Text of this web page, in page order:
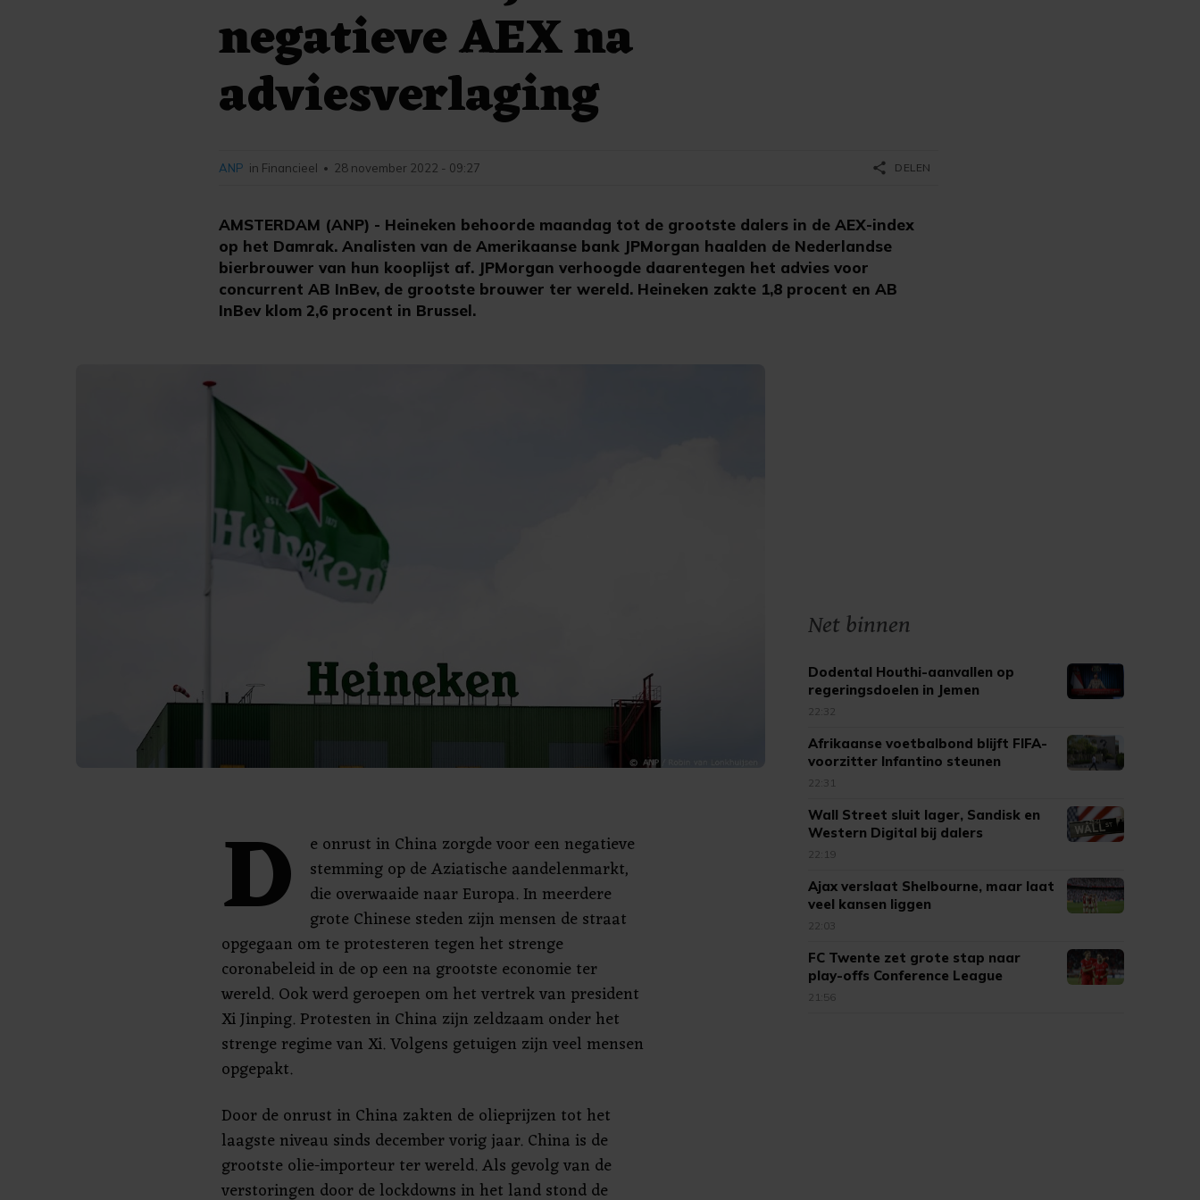
negatieve AEX na
adviesverlaging
AMSTERDAM (ANP) - Heineken behoorde maandag tot de grootste dalers in de AEX-index
op het Damrak. Analisten van de Amerikaanse bank JPMorgan haalden de Nederlandse
bierbrouwer van hun kooplijst af. JPMorgan verhoogde daarentegen het advies voor
concurrent AB InBev, de grootste brouwer ter wereld. Heineken zakte 1,8 procent en AB
InBev klom 2,6 procent in Brussel.
ANP in Financieel • 28 november 2022 - 09:27 share DELEN
D
e onrust in China zorgde voor een negatieve
stemming op de Aziatische aandelenmarkt,
die overwaaide naar Europa. In meerdere
grote Chinese steden zijn mensen de straat
opgegaan om te protesteren tegen het strenge
coronabeleid in de op een na grootste economie ter
wereld. Ook werd geroepen om het vertrek van president
Xi Jinping. Protesten in China zijn zeldzaam onder het
strenge regime van Xi. Volgens getuigen zijn veel mensen
opgepakt.
Door de onrust in China zakten de olieprijzen tot het
laagste niveau sinds december vorig jaar. China is de
grootste olie-importeur ter wereld. Als gevolg van de
verstoringen door de lockdowns in het land stond de
Net binnen
Dodental Houthi-aanvallen op
regeringsdoelen in Jemen
opgelopen
22:32
Afrikaanse voetbalbond blijft FIFA-
voorzitter Infantino steunen
22:31
Wall Street sluit lager, Sandisk en
Western Digital bij dalers
22:19
Ajax verslaat Shelbourne, maar laat
veel kansen liggen
22:03
FC Twente zet grote stap naar
play-offs Conference League
21:56